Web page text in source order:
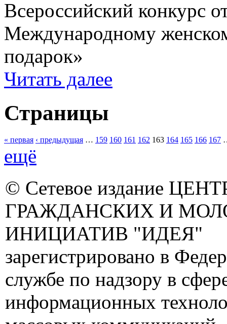
Всероссийский конкурс
Международному
подарок»
Читать далее
Страницы
« первая ‹ предыдущая … 159 160 161 162 163 164 165 166 167
ещё
© Сетевое издание
ГРАЖДАНСКИХ И
ИНИЦИАТИВ "ИДЕЯ"
зарегистрировано в
службе по надзору в
информационных